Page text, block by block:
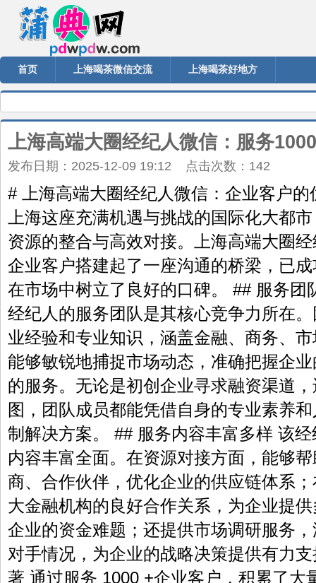
首页 上海喝茶微信交流 上海喝茶好地方
上海高端大圈经纪人微信：服务
发布日期：2025-12-09 19:12 点击次数：142
# 上海高端大圈经纪人微信：企业客户
上海这座充满机遇与挑战的国际化大都
资源的整合与高效对接。上海高端大圈
企业客户搭建起了一座沟通的桥梁，已
在市场中树立了良好的口碑。 ## 服务团
经纪人的服务团队是其核心竞争力所在
业经验和专业知识，涵盖金融、商务、
能够敏锐地捕捉市场动态，准确把握企
的服务。无论是初创企业寻求融资渠道
图，团队成员都能凭借自身的专业素养
制解决方案。 ## 服务内容丰富多样 该
内容丰富全面。在资源对接方面，能够
商、合作伙伴，优化企业的供应链体系
大金融机构的良好合作关系，为企业提
企业的资金难题；还提供市场调研服务
对手情况，为企业的战略决策提供有力
著 通过服务 1000 +企业客户，积累了大